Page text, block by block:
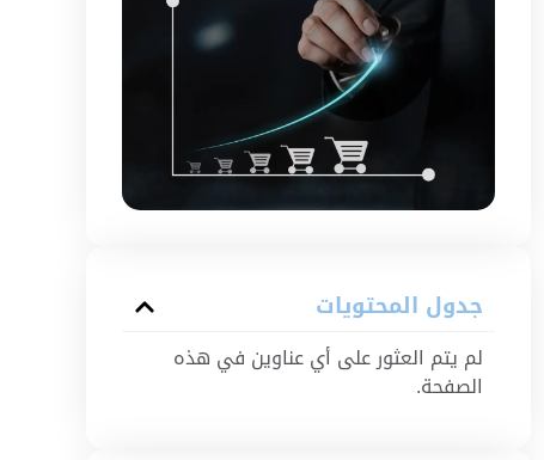
جدول المحتويات
لم يتم العثور على أي عناوين في هذه
الصفحة.